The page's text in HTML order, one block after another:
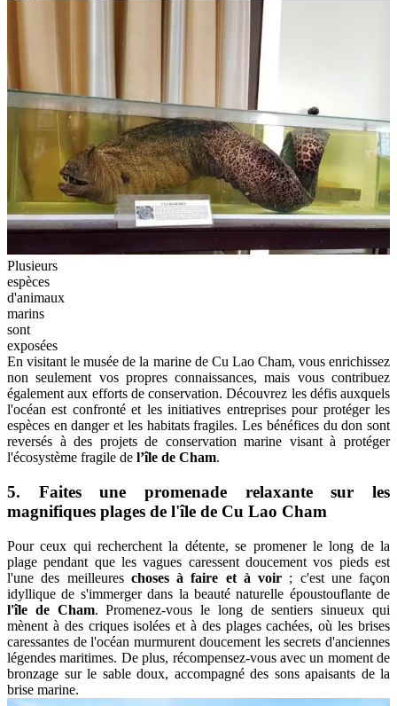
Plusieurs
espèces
d'animaux
marins
sont
exposées
En visitant le musée de la marine de Cu Lao Cham, vous enrichissez
non seulement vos propres connaissances, mais vous contribuez
également aux efforts de conservation. Découvrez les défis auxquels
l'océan est confronté et les initiatives entreprises pour protéger les
espèces en danger et les habitats fragiles. Les bénéfices du don sont
reversés à des projets de conservation marine visant à protéger
l'écosystème fragile de l’île de Cham.
5. Faites une promenade relaxante sur les
magnifiques plages de l'île de Cu Lao Cham
Pour ceux qui recherchent la détente, se promener le long de la
plage pendant que les vagues caressent doucement vos pieds est
l'une des meilleures choses à faire et à voir ; c'est une façon
idyllique de s'immerger dans la beauté naturelle époustouflante de
l'île de Cham. Promenez-vous le long de sentiers sinueux qui
mènent à des criques isolées et à des plages cachées, où les brises
caressantes de l'océan murmurent doucement les secrets d'anciennes
légendes maritimes. De plus, récompensez-vous avec un moment de
bronzage sur le sable doux, accompagné des sons apaisants de la
brise marine.